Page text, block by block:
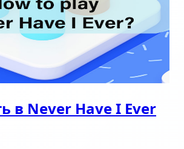
в Never Have I Ever